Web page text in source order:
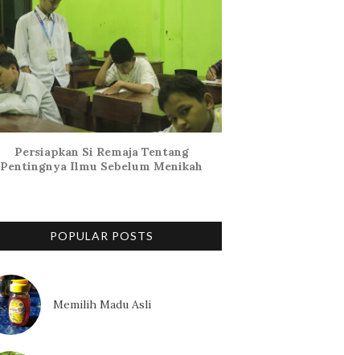
Persiapkan Si Remaja Tentang
Pentingnya Ilmu Sebelum Menikah
POPULAR POSTS
Memilih Madu Asli